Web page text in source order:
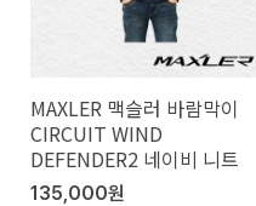
MAXLER 맥슬러 바람막이
CIRCUIT WIND
DEFENDER2 네이비 니트
135,000원